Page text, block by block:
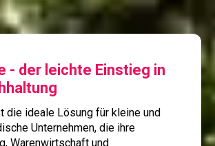
- der leichte Einstieg in
die ideale Lösung für kleine und
Unternehmen, die ihre
Warenwirtschaft und